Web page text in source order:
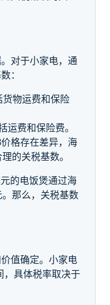
对于小家电，通
：
物运费和保险
运费和保险费。
格存在差异，海
的关税基数。
的电饭煲通过海
那么，关税基数
值确定。小家电
，具体税率取决于